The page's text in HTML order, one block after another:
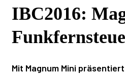
IBC2016:
Mit Magnum Mini